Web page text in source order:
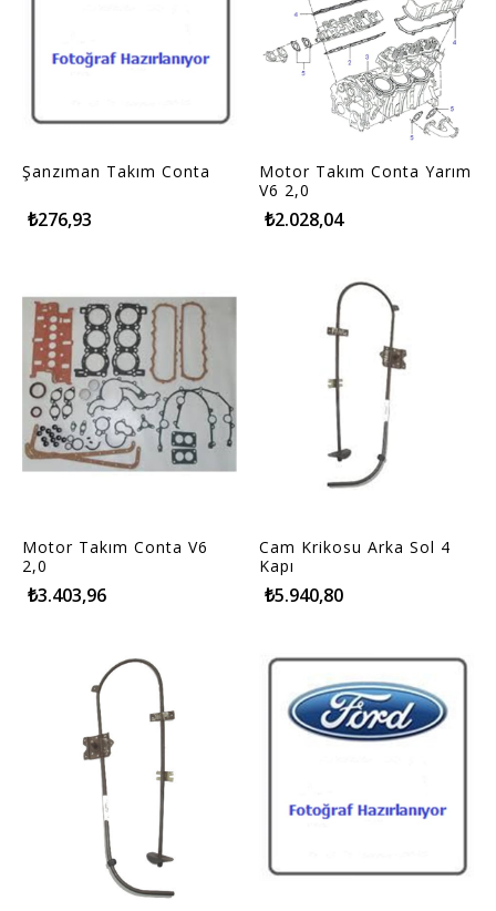
Şanzıman Takım Conta
₺276,93
Motor Takım Conta Yarım
V6 2,0
₺2.028,04
Motor Takım Conta V6
2,0
₺3.403,96
Cam Krikosu Arka Sol 4
Kapı
₺5.940,80